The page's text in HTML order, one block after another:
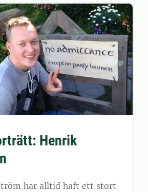
Henrik
har alltid haft ett stort